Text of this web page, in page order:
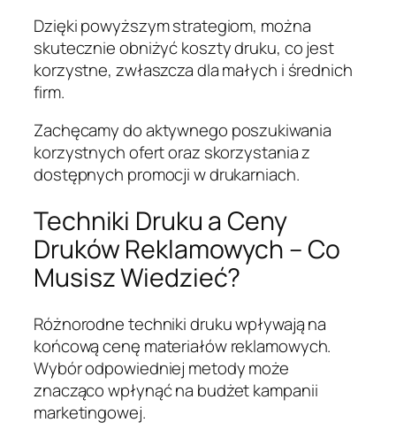
Dzięki powyższym strategiom, można
skutecznie obniżyć koszty druku, co jest
korzystne, zwłaszcza dla małych i średnich
firm.
Zachęcamy do aktywnego poszukiwania
korzystnych ofert oraz skorzystania z
dostępnych promocji w drukarniach.
Techniki Druku a Ceny
Druków Reklamowych – Co
Musisz Wiedzieć?
Różnorodne techniki druku wpływają na
końcową cenę materiałów reklamowych.
Wybór odpowiedniej metody może
znacząco wpłynąć na budżet kampanii
marketingowej.